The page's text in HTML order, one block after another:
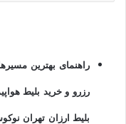
راهنمای بهترین
رزرو و خرید بلیط
بلیط ارزان تهران